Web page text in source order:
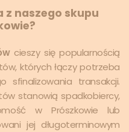
z naszego skupu
cieszy się popularnością
których łączy potrzeba
sfinalizowania transakcji.
stanowią spadkobiercy,
w Prószkowie lub
jej długoterminowym